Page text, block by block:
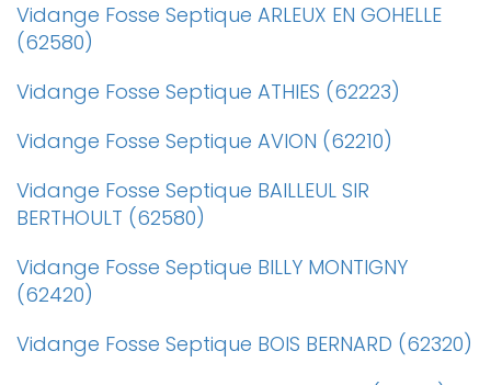
Vidange Fosse Septique ARLEUX EN GOHELLE
(62580)
Vidange Fosse Septique ATHIES (62223)
Vidange Fosse Septique AVION (62210)
Vidange Fosse Septique BAILLEUL SIR
BERTHOULT (62580)
Vidange Fosse Septique BILLY MONTIGNY
(62420)
Vidange Fosse Septique BOIS BERNARD (62320)